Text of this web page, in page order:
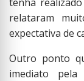
relataram
expectativa de
Outro ponto
imediato